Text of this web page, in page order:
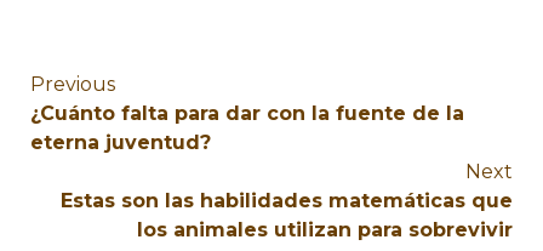
Previous
¿Cuánto falta para dar con la fuente de la
eterna juventud?
Next
Estas son las habilidades matemáticas que
los animales utilizan para sobrevivir